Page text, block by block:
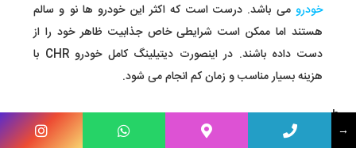
خودرو می باشد. درست است که اکثر این خودرو ها نو و سالم
هستند اما ممکن است شرایطی خاص جذابیت ظاهر خود را از
دست داده باشند. در اینصورت دیتیلینگ کامل خودرو CHR با
هزینه بسیار مناسب و زمان کم انجام می شود.
h
→